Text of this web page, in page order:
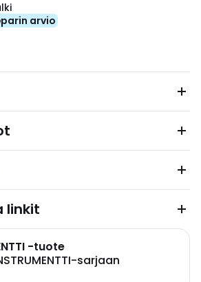
arvio
linkit
-tuote
sarjaan